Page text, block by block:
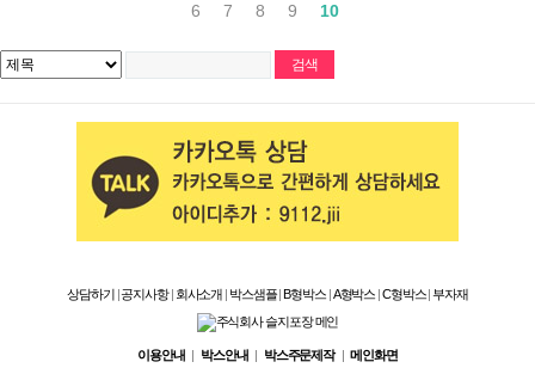
6 7 8 9 10
상담하기|공지사항| 회사소개 | 박스샘플|B형박스|A형박스 |C형박스|부자재
이용안내| 박스안내| 박스주문제작|메인화면